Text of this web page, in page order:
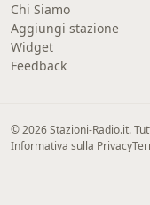
Chi Siamo
Aggiungi stazione
Widget
Feedback
© 2026 Stazioni-Radio.it.
Informativa sulla Privacy